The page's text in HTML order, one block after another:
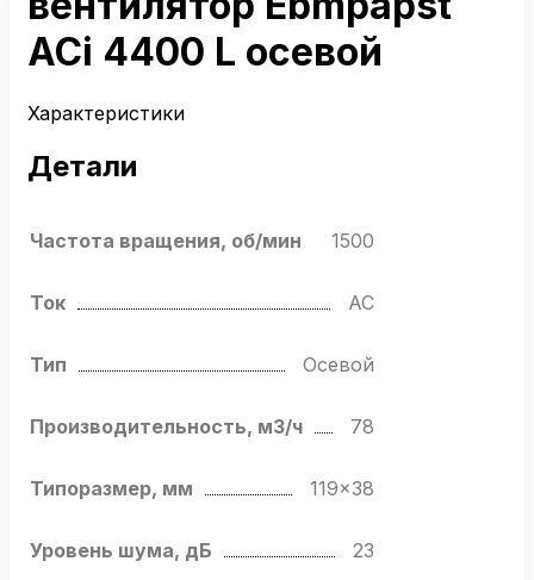
ACi 4400 L осевой
Характеристики
Детали
Частота вращения, об/мин 1500
Ток AC
Тип Осевой
Производительность, м3/ч 78
Типоразмер, мм 119×38
Уровень шума, дБ 23